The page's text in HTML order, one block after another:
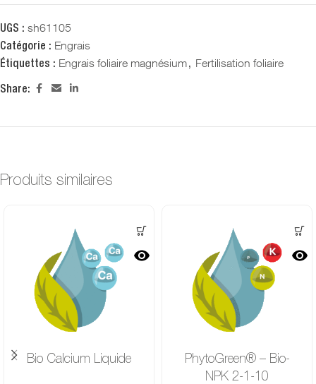
UGS : sh61105
Catégorie : Engrais
Étiquettes : Engrais foliaire magnésium, Fertilisation foliaire
Share:
Produits similaires
Bio Calcium Liquide
PhytoGreen® – Bio-
NPK 2-1-10